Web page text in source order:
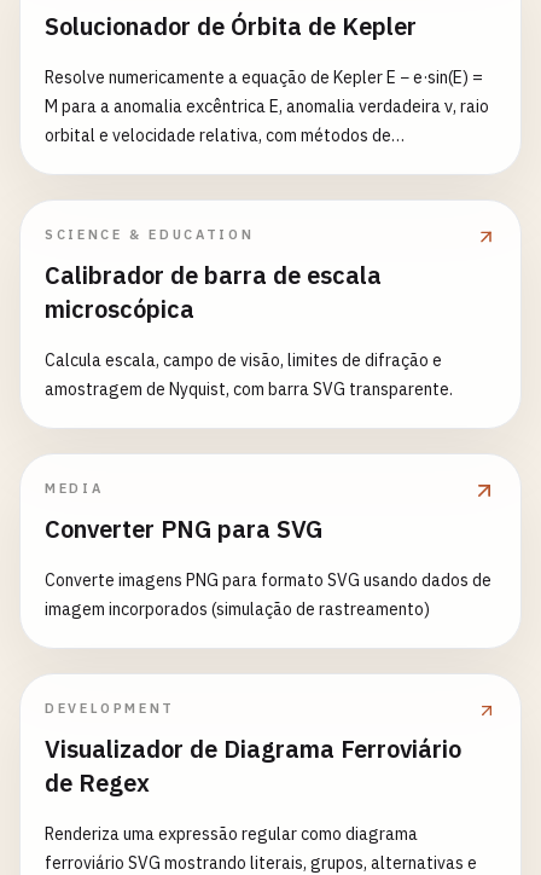
Solucionador de Órbita de Kepler
Resolve numericamente a equação de Kepler E − e·sin(E) =
M para a anomalia excêntrica E, anomalia verdadeira ν, raio
orbital e velocidade relativa, com métodos de
SCIENCE & EDUCATION
Calibrador de barra de escala
microscópica
Calcula escala, campo de visão, limites de difração e
amostragem de Nyquist, com barra SVG transparente.
MEDIA
Converter PNG para SVG
Converte imagens PNG para formato SVG usando dados de
imagem incorporados (simulação de rastreamento)
DEVELOPMENT
Visualizador de Diagrama Ferroviário
de Regex
Renderiza uma expressão regular como diagrama
ferroviário SVG mostrando literais, grupos, alternativas e